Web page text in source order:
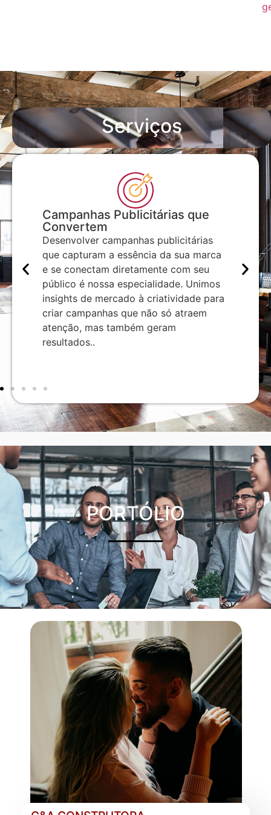
Serviços
Campanhas Publicitárias que
Convertem
Desenvolver campanhas publicitárias
que capturam a essência da sua marca
e se conectam diretamente com seu
público é nossa especialidade. Unimos
insights de mercado à criatividade para
criar campanhas que não só atraem
atenção, mas também geram
resultados..
do
PORTÓLIO